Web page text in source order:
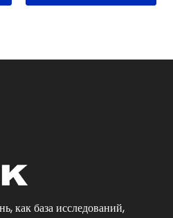
как база исследований,